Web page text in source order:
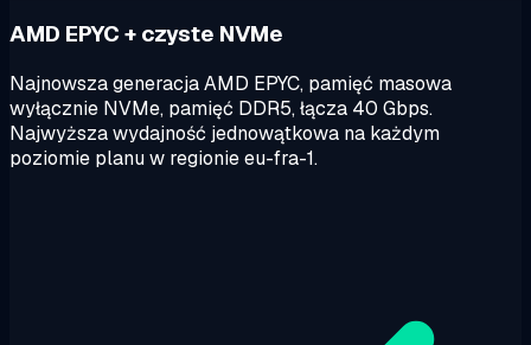
AMD EPYC + czyste NVMe
Najnowsza generacja AMD EPYC, pamięć masowa
wyłącznie NVMe, pamięć DDR5, łącza 40 Gbps.
Najwyższa wydajność jednowątkowa na każdym
poziomie planu w regionie eu-fra-1.